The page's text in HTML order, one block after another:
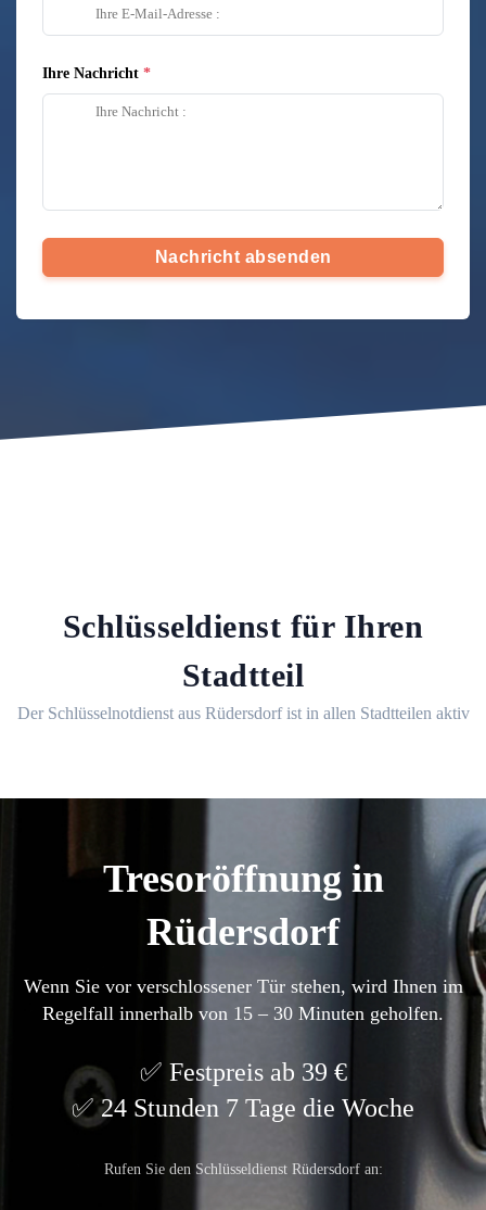
Ihre Nachricht
Nachricht absenden
Schlüsseldienst für Ihren
Stadtteil
Der Schlüsselnotdienst aus Rüdersdorf ist in allen Stadtteilen aktiv
Tresoröffnung in
Rüdersdorf
Wenn Sie vor verschlossener Tür stehen, wird Ihnen im
Regelfall innerhalb von 15 – 30 Minuten geholfen.
Festpreis ab 39 €
24 Stunden 7 Tage die Woche
Rufen Sie den Schlüsseldienst Rüdersdorf an: